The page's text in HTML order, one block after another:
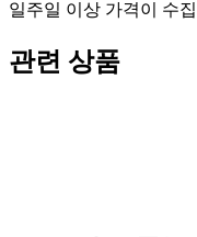
일주일 이상 가격이 수
관련 상품